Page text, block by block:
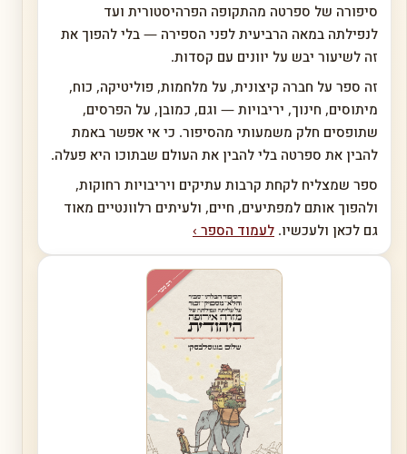
סיפורה של ספרטה מהתקופה הפרהיסטורית ועד
לנפילתה במאה הרביעית לפני הספירה — בלי להפוך את
זה לשיעור יבש על יוונים עם קסדות.
זה ספר על חברה קיצונית, על מלחמות, פוליטיקה, כוח,
מיתוסים, חינוך, יריבויות — וגם, כמובן, על הפרסים,
שתופסים חלק משמעותי מהסיפור. כי אי אפשר באמת
להבין את ספרטה בלי להבין את העולם שבתוכו היא פעלה.
ספר שמצליח לקחת קרבות עתיקים ויריבויות רחוקות,
ולהפוך אותם למפתיעים, חיים, ולעיתים רלוונטיים מאוד
גם לכאן ולעכשיו. לעמוד הספר ›